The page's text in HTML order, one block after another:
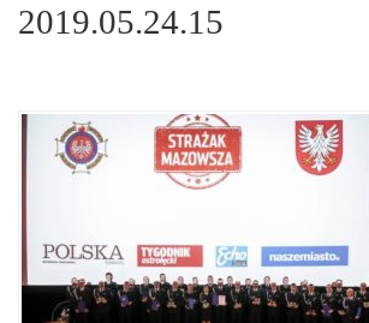
2019.05.24.15